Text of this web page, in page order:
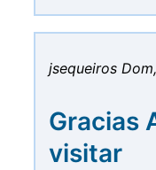
jsequeiros
Gracias
visitar